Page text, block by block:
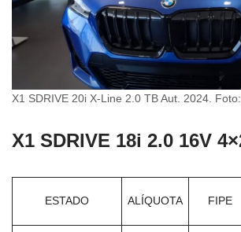
X1 SDRIVE 20i X-Line 2.0 TB Aut. 2024.
X1 SDRIVE 18i 2.0 16V
ESTADO ALÍQUOTA FIPE